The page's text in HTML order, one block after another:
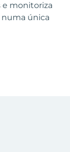
e monitoriza
numa única